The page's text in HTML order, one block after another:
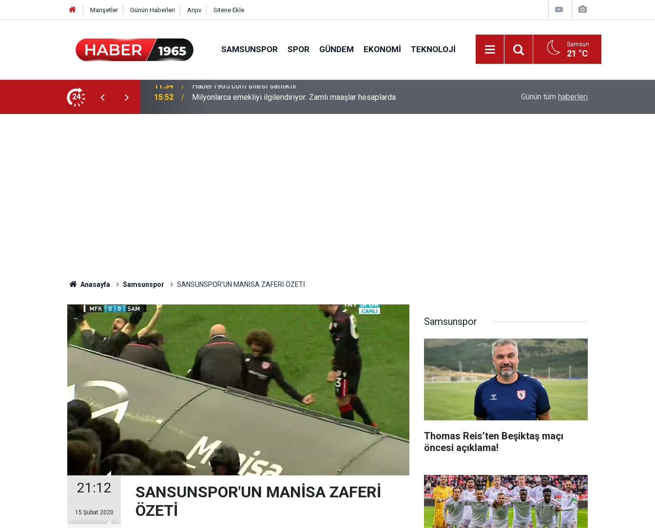
Manşetler Günün Haberleri Arşiv Sitene Ekle
SAMSUNSPOR SPOR GÜNDEM EKONOMI TEKNOLOJI Samsun
21 °C
24 15:52 Milyonlarca emekliyi ilgilendiriyor: Zamlı maaşlar hesaplarda Fahiş fiyatlar nedeniyle işletmelere 101 milyon
Günün tüm haberleri
Anasayfa Samsunspor SANSUNSPOR'UN MANİSA ZAFERİ ÖZETİ
21:12
15 Şubat 2020
SANSUNSPOR'UN MANİSA ZAFERİ
ÖZETİ
Samsunspor
Thomas Reis’ten Beşiktaş maçı
öncesi açıklama!